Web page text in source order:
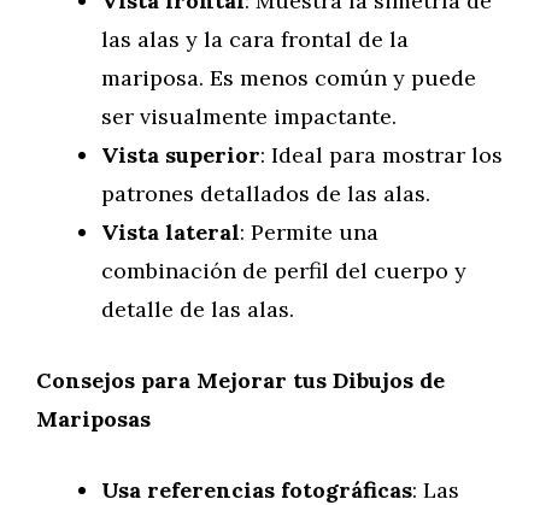
las alas y la cara frontal de la
mariposa. Es menos común y puede
ser visualmente impactante.
Vista superior: Ideal para mostrar los
patrones detallados de las alas.
Vista lateral: Permite una
combinación de perfil del cuerpo y
detalle de las alas.
Consejos para Mejorar tus Dibujos de
Mariposas
Usa referencias fotográficas: Las